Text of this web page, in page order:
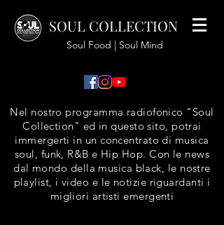
SOUL COLLECTION
Soul Food | Soul Mind
Nel nostro programma radiofonico "Soul
Collection" ed in questo sito, potrai
immergerti in un concentrato di musica
soul, funk, R&B e Hip Hop. Con le news
dal mondo della musica black, le nostre
playlist, i video e le notizie riguardanti i
migliori artisti emergenti